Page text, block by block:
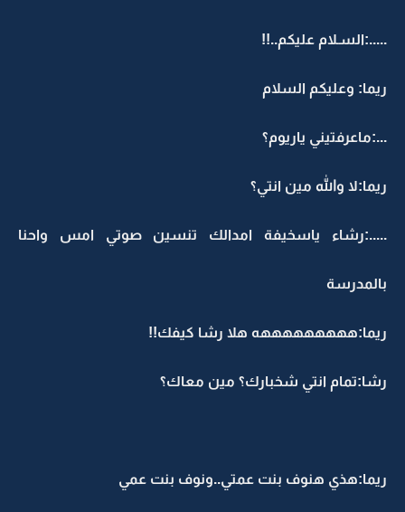
.....:السـلام عليكم..!!
ريما: وعليكم السلام
...:ماعرفتيني ياريوم؟
ريما:لا والله مين انتي؟
.....:رشاء ياسخيفة امدالك تنسين صوتي امس واحنا
بالمدرسة
ريما:هههههههههه هلا رشا كيفك!!
رشا:تمام انتي شخبارك؟ مين معاك؟
ريما:هذي هنوف بنت عمتي..ونوف بنت عمي